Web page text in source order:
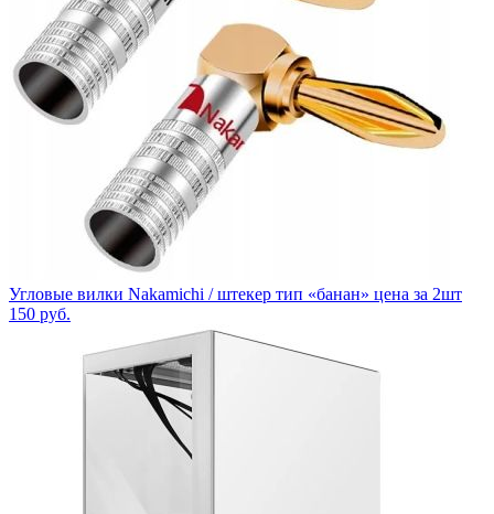
Угловые вилки Nakamichi / штекер тип «банан» цена за 2шт
150 руб.